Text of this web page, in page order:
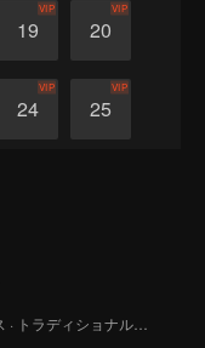
19
VIP
20
VIP
24
VIP
25
VIP
ロマンス · トラディショナル・コスチューム